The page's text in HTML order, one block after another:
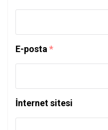
E-posta *
İnternet sitesi